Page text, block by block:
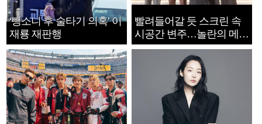
‘뺑소니 후 술타기 의혹’ 이
재룡 재판행
빨려들어갈 듯 스크린 속
시공간 변주…놀란의 메시
지는 ‘전쟁 속죄’